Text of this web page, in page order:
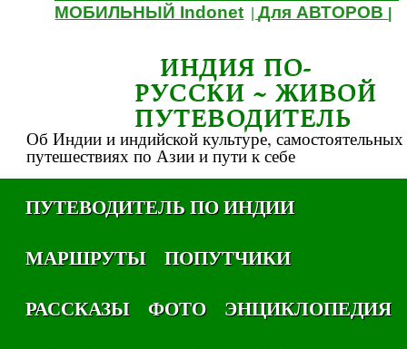
МОБИЛЬНЫЙ Indonet |Для АВТОРОВ
ИНДИЯ ПО-
РУССКИ ~ ЖИВОЙ
ПУТЕВОДИТЕЛЬ
Об Индии и индийской культуре, самостоятельных
путешествиях по Азии и пути к себе
ПУТЕВОДИТЕЛЬ ПО ИНДИИ
МАРШРУТЫ
ПОПУТЧИКИ
РАССКАЗЫ
ФОТО
ЭНЦИКЛОПЕДИЯ